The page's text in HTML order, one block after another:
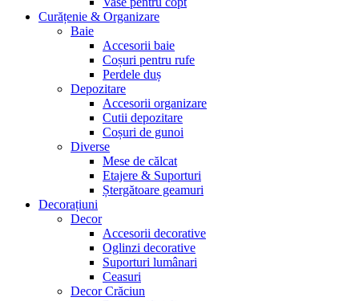
Curățenie & Organizare
Baie
Accesorii baie
Coșuri pentru rufe
Perdele duș
Depozitare
Accesorii organizare
Cutii depozitare
Coșuri de gunoi
Diverse
Mese de călcat
Etajere & Suporturi
Ștergătoare geamuri
Decorațiuni
Decor
Accesorii decorative
Oglinzi decorative
Suporturi lumânari
Ceasuri
Decor Crăciun